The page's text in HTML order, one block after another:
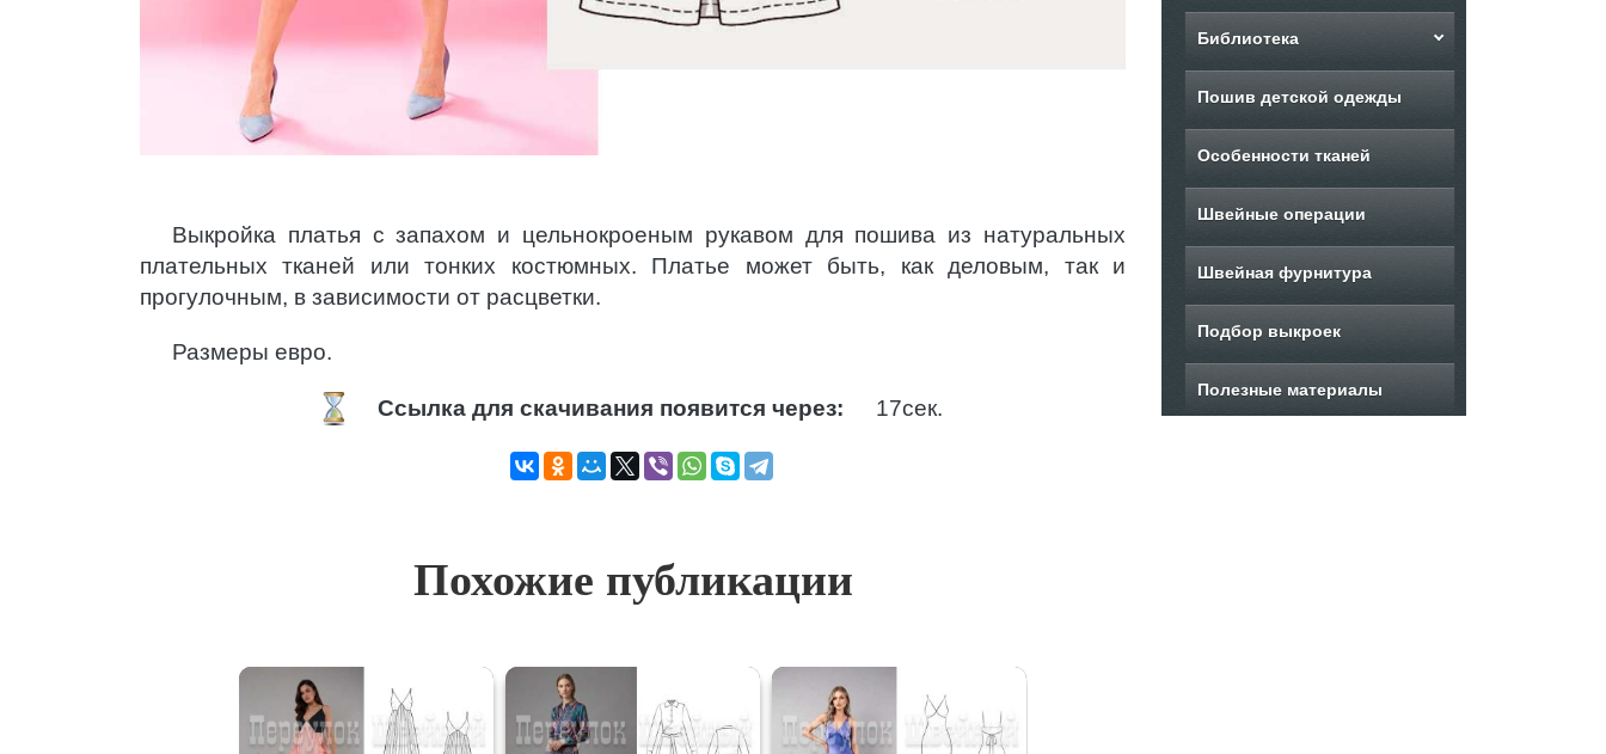
Выкройка платья с запахом и цельнокроеным рукавом для пошива из натуральных
плательных тканей или тонких костюмных. Платье может быть, как деловым, так и
прогулочным, в зависимости от расцветки.
Размеры евро.
Ссылка для скачивания появится через: 16сек.
Похожие публикации
Библиотека
Пошив детской одежды
Особенности тканей
Швейные операции
Швейная фурнитура
Подбор выкроек
Полезные материалы